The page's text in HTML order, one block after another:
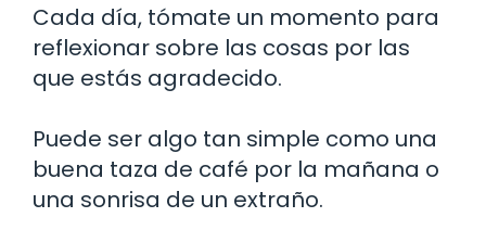
Cada día, tómate un momento para
reflexionar sobre las cosas por las
que estás agradecido.
Puede ser algo tan simple como una
buena taza de café por la mañana o
una sonrisa de un extraño.